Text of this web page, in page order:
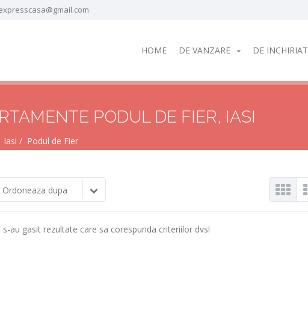
HOME DE VANZARE DE INCHIRIAT
PODUL DE FIER, IASI
Iasi
Podul de Fier
Ordoneaza dupa
s-au gasit rezultate care sa corespunda criteriilor dvs!